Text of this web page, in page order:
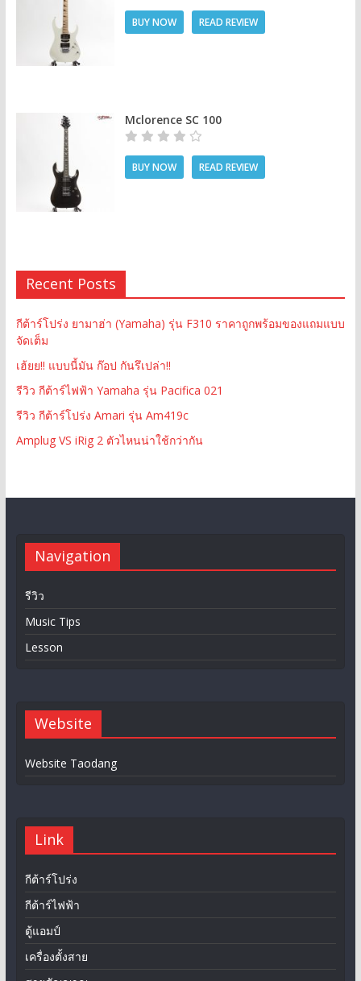
BUY NOW READ REVIEW
Mclorence SC 100
BUY NOW READ REVIEW
Recent Posts
กีต้าร์โปร่ง ยามาฮ่า (Yamaha) รุ่น F310 ราคาถูกพร้อมของแถมแบบ
จัดเต็ม
เฮ้ยย!! แบบนี้มัน ก๊อป กันรึเปล่า!!
รีวิว กีต้าร์ไฟฟ้า Yamaha รุ่น Pacifica 021
รีวิว กีต้าร์โปร่ง Amari รุ่น Am419c
Amplug VS iRig 2 ตัวไหนน่าใช้กว่ากัน
Navigation
รีวิว
Music Tips
Lesson
Website
Website Taodang
Link
กีต้าร์โปร่ง
กีต้าร์ไฟฟ้า
ตู้แอมป์
เครื่องตั้งสาย